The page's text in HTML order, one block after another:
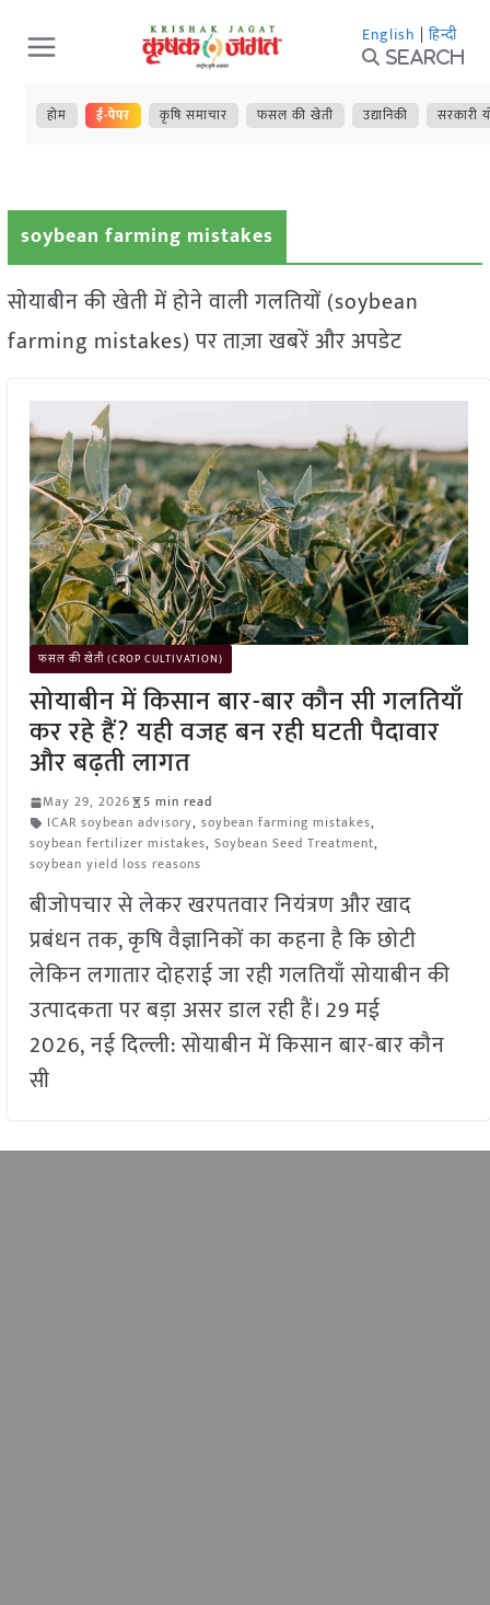
Skip
to
content
English | हिन्दी
Search
होम ई-पेपर कृषि समाचार फसल की खेती उद्यानिकी सरकारी
soybean farming mistakes
सोयाबीन की खेती में होने वाली गलतियों (soybean
farming mistakes) पर ताज़ा खबरें और अपडेट
फसल की खेती (CROP CULTIVATION)
सोयाबीन में किसान बार-बार कौन सी गलतियाँ
कर रहे हैं? यही वजह बन रही घटती पैदावार
और बढ़ती लागत
May 29, 2026
5 min read
ICAR soybean advisory, soybean farming mistakes,
soybean fertilizer mistakes, Soybean Seed Treatment,
soybean yield loss reasons
बीजोपचार से लेकर खरपतवार नियंत्रण और खाद
प्रबंधन तक, कृषि वैज्ञानिकों का कहना है कि छोटी
लेकिन लगातार दोहराई जा रही गलतियाँ सोयाबीन की
उत्पादकता पर बड़ा असर डाल रही हैं। 29 मई
2026, नई दिल्ली: सोयाबीन में किसान बार-बार कौन
सी